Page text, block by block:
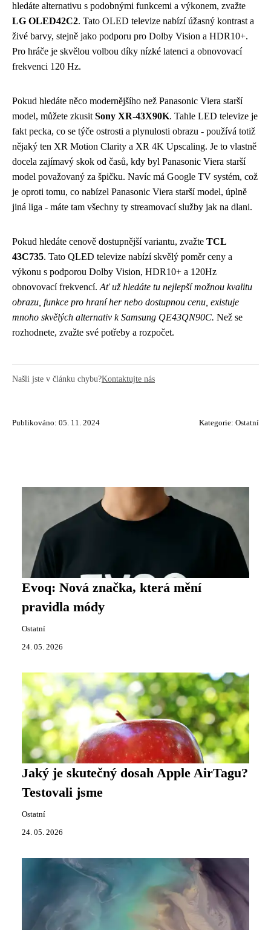
hledáte alternativu s podobnými funkcemi a výkonem, zvažte
LG OLED42C2. Tato OLED televize nabízí úžasný kontrast a
živé barvy, stejně jako podporu pro Dolby Vision a HDR10+.
Pro hráče je skvělou volbou díky nízké latenci a obnovovací
frekvenci 120 Hz.
Pokud hledáte něco modernějšího než Panasonic Viera starší
model, můžete zkusit Sony XR-43X90K. Tahle LED televize je
fakt pecka, co se týče ostrosti a plynulosti obrazu - používá totiž
nějaký ten XR Motion Clarity a XR 4K Upscaling. Je to vlastně
docela zajímavý skok od časů, kdy byl Panasonic Viera starší
model považovaný za špičku. Navíc má Google TV systém, což
je oproti tomu, co nabízel Panasonic Viera starší model, úplně
jiná liga - máte tam všechny ty streamovací služby jak na dlani.
Pokud hledáte cenově dostupnější variantu, zvažte TCL
43C735. Tato QLED televize nabízí skvělý poměr ceny a
výkonu s podporou Dolby Vision, HDR10+ a 120Hz
obnovovací frekvencí. Ať už hledáte tu nejlepší možnou kvalitu
obrazu, funkce pro hraní her nebo dostupnou cenu, existuje
mnoho skvělých alternativ k Samsung QE43QN90C. Než se
rozhodnete, zvažte své potřeby a rozpočet.
Našli jste v článku chybu?Kontaktujte nás
Publikováno: 05. 11. 2024 Kategorie: Ostatní
Evoq: Nová značka, která mění
pravidla módy
Ostatní
24. 05. 2026
Jaký je skutečný dosah Apple AirTagu?
Testovali jsme
Ostatní
24. 05. 2026